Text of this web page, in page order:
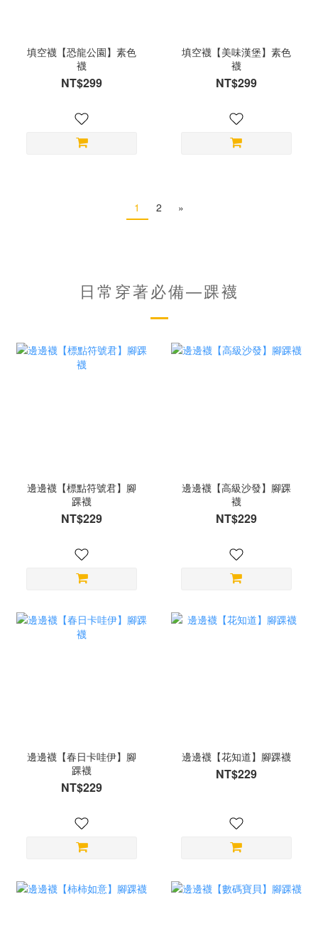
填空襪【恐龍公園】素色
襪
NT$299
填空襪【美味漢堡】素色
襪
NT$299
1 2 »
日常穿著必備—踝襪
邊邊襪【標點符號君】腳
踝襪
NT$229
邊邊襪【高級沙發】腳踝
襪
NT$229
邊邊襪【春日卡哇伊】腳
踝襪
NT$229
邊邊襪【花知道】腳踝襪
NT$229